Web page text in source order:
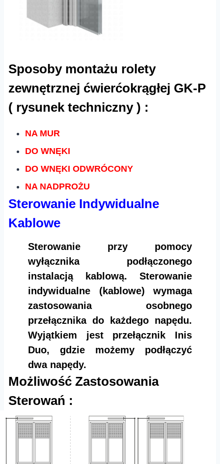
Sposoby montażu rolety
zewnętrznej ćwierćokrągłej GK-P
( rysunek techniczny ) :
NA MUR
DO WNĘKI
DO WNĘKI ODWRÓCONY
NA NADPROŻU
Sterowanie Indywidualne
Kablowe
Sterowanie przy pomocy
wyłącznika podłączonego
instalacją kablową. Sterowanie
indywidualne (kablowe) wymaga
zastosowania osobnego
przełącznika do każdego napędu.
Wyjątkiem jest przełącznik Inis
Duo, gdzie możemy podłączyć
dwa napędy.
Możliwość Zastosowania
Sterowań :